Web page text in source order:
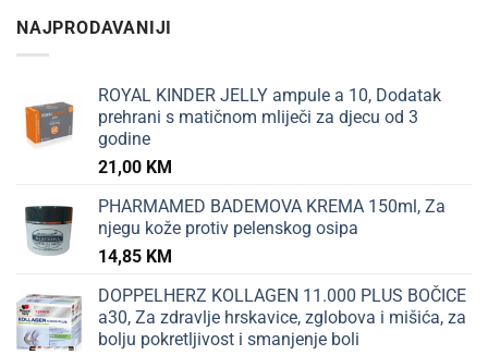
NAJPRODAVANIJI
ROYAL KINDER JELLY ampule a 10, Dodatak
prehrani s matičnom mliječi za djecu od 3
godine
21,00 KM
PHARMAMED BADEMOVA KREMA 150ml, Za
njegu kože protiv pelenskog osipa
14,85 KM
DOPPELHERZ KOLLAGEN 11.000 PLUS BOČICE
a30, Za zdravlje hrskavice, zglobova i mišića, za
bolju pokretljivost i smanjenje boli